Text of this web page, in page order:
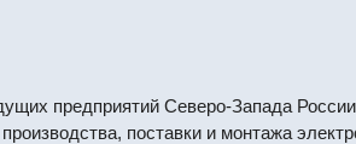
предприятий Северо-Запада
поставки и монтажа